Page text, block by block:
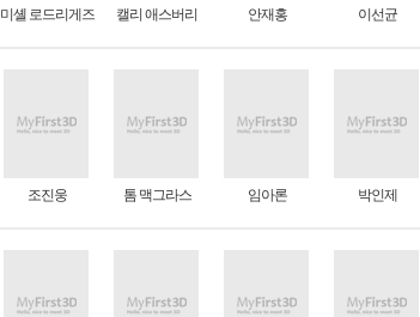
미셸 로드리게즈 캘리 애스버리 안재홍 이선균
조진웅 톰 맥그라스 임아론 박인제